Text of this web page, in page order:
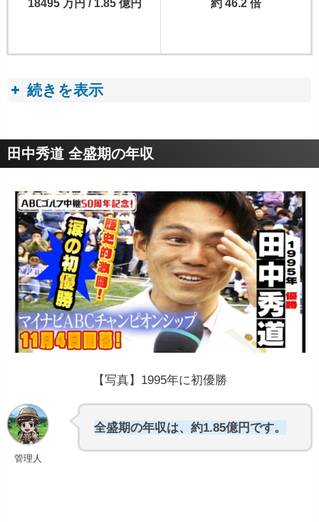
18495 万円 / 1.85 億円 約 46.2 倍
続きを表示
収入トピック
■ プロゴルフ選手の年収・収入事情
田中秀道 全盛期の年収
【写真】1995年に初優勝
管理人
全盛期の年収は、約1.85億円です。